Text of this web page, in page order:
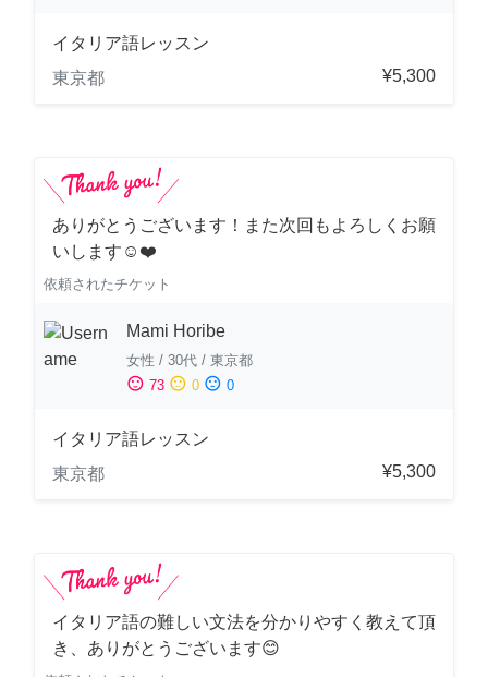
イタリア語レッスン
東京都
¥5,300
ありがとうございます！また次回もよろしくお願
いします☺️❤️
依頼されたチケット
Mami Horibe
女性 / 30代 / 東京都
sentiment_satisfied 73 sentiment_neutral 0 sentiment_dissatisfied 0
イタリア語レッスン
東京都
¥5,300
イタリア語の難しい文法を分かりやすく教えて頂
き、ありがとうございます😊